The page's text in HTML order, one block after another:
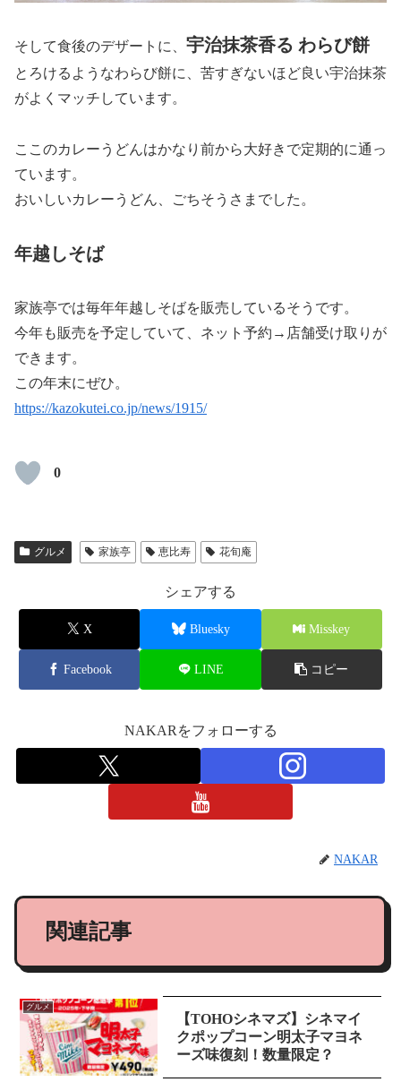
そして食後のデザートに、 宇治抹茶香る わらび餅
とろけるようなわらび餅に、苦すぎないほど良い宇治抹茶
がよくマッチしています。
ここのカレーうどんはかなり前から大好きで定期的に通っ
ています。
おいしいカレーうどん、ごちそうさまでした。
年越しそば
家族亭では毎年年越しそばを販売しているそうです。
今年も販売を予定していて、ネット予約→店舗受け取りが
できます。
この年末にぜひ。
https://kazokutei.co.jp/news/1915/
0
グルメ 家族亭 恵比寿 花旬庵
シェアする
X Bluesky Misskey
Facebook LINE コピー
NAKARをフォローする
NAKAR
関連記事
グルメ
【TOHOシネマズ】シネマイ
クポップコーン明太子マヨネ
ーズ味復刻！数量限定？